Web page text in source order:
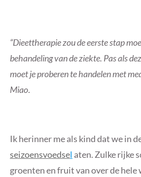
“Dieettherapie zou de eerste stap
behandeling van de ziekte. Pas als
moet je proberen te handelen met
Miao.
Ik herinner me als kind dat we in
seizoensvoedsel aten. Zulke rijke
groenten en fruit van over de hele